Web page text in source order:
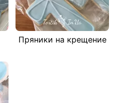
Пряники на крещение